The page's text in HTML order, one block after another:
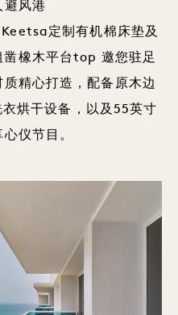
避风港
定制有机棉床垫及
凿橡木平台top 邀您驻足
精心打造，配备原木边
烘干设备，以及55英寸
仪节目。